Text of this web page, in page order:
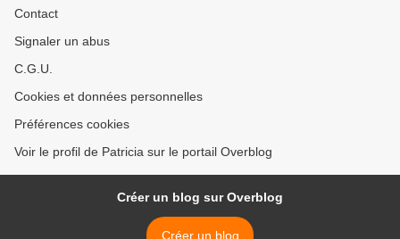
Contact
Signaler un abus
C.G.U.
Cookies et données personnelles
Préférences cookies
Voir le profil de Patricia sur le portail Overblog
Créer un blog sur Overblog
Créer un blog